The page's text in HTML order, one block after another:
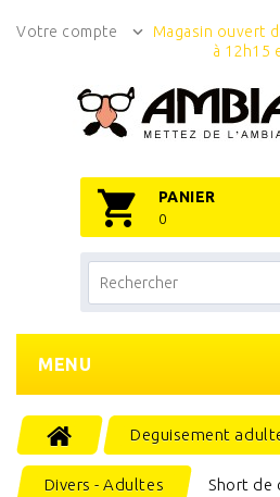
Votre compte
Magasin ouvert
à 12h15
PANIER
0
MENU
Deguisement
Divers - Adultes Short de